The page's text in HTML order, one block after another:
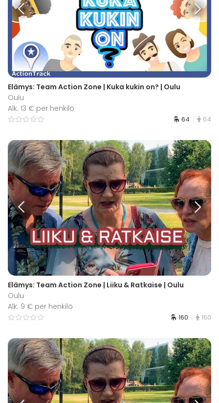
Elämys: Team Action Zone | Kuka kukin on? | Oulu
Oulu
Alk. 13 € per henkilö
64 64
Elämys: Team Action Zone | Liiku & Ratkaise | Oulu
Oulu
Alk. 9 € per henkilö
160 160